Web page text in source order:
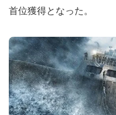
首位獲得となった。